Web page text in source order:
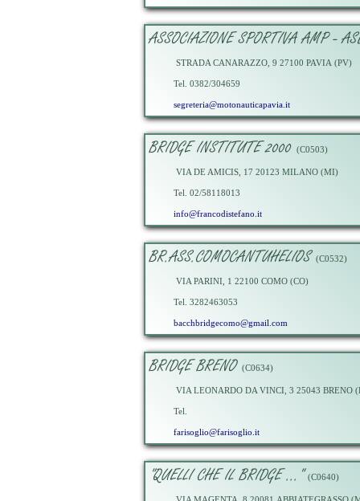
ASSOCIAZIONE SPORTIVA AMP -
STRADA CANARAZZO, 9 27100 PAVIA (PV)
Tel. 0382/304659
segreteria@motonauticapavia.it
BRIDGE INSTITUTE 2000 (C0503)
VIA DE AMICIS, 17 20123 MILANO (MI)
Tel. 02/58118013
info@francodistefano.it
BR.ASS.COMOCANTUHELIOS (C0532)
VIA PARINI, 1 22100 COMO (CO)
Tel. 3282463053
bacchbridgecomo@gmail.com
BRIDGE BRENO (C0634)
VIA LEONARDO DA VINCI, 3 25043 BRENO
Tel.
farisoglio@farisoglio.it
"QUELLI CHE IL BRIDGE ..." (C0640)